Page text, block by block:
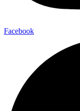
Facebook